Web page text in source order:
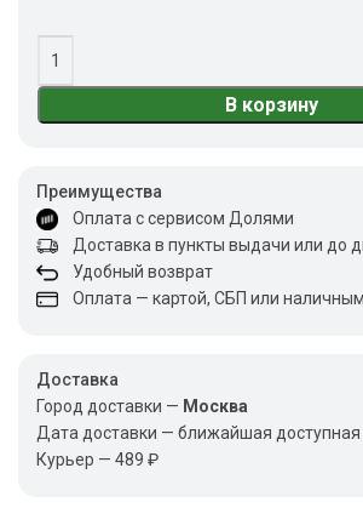
В корзину
Преимущества
Оплата с сервисом Долями
Доставка в пункты выдачи или до
Удобный возврат
Оплата — картой, СБП или
Доставка
Город доставки — Москва
Дата доставки — ближайшая доступная
Курьер — 489 ₽